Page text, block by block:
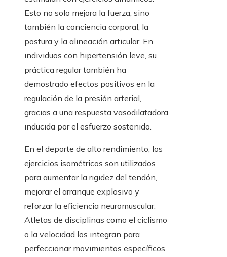
Esto no solo mejora la fuerza, sino
también la conciencia corporal, la
postura y la alineación articular. En
individuos con hipertensión leve, su
práctica regular también ha
demostrado efectos positivos en la
regulación de la presión arterial,
gracias a una respuesta vasodilatadora
inducida por el esfuerzo sostenido.
En el deporte de alto rendimiento, los
ejercicios isométricos son utilizados
para aumentar la rigidez del tendón,
mejorar el arranque explosivo y
reforzar la eficiencia neuromuscular.
Atletas de disciplinas como el ciclismo
o la velocidad los integran para
perfeccionar movimientos específicos